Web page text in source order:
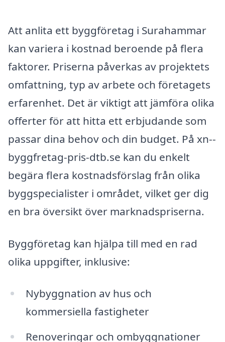
Att anlita ett byggföretag i Surahammar
kan variera i kostnad beroende på flera
faktorer. Priserna påverkas av projektets
omfattning, typ av arbete och företagets
erfarenhet. Det är viktigt att jämföra olika
offerter för att hitta ett erbjudande som
passar dina behov och din budget. På xn--
byggfretag-pris-dtb.se kan du enkelt
begära flera kostnadsförslag från olika
byggspecialister i området, vilket ger dig
en bra översikt över marknadspriserna.
Byggföretag kan hjälpa till med en rad
olika uppgifter, inklusive:
Nybyggnation av hus och
kommersiella fastigheter
Renoveringar och ombyggnationer